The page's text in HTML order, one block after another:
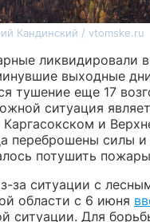
Кандинский / vtomske.ru
ликвидировали
выходные
тушение еще 17
ситуация
и
переброшены силы и
потушить
за ситуации с
области с 6 июня
ситуации. Для